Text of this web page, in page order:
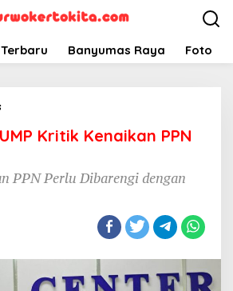
Banyumas Raya Foto
Pakar
UMP
PPN
Kritik Kenaikan PPN
PPN Perlu Dibarengi dengan